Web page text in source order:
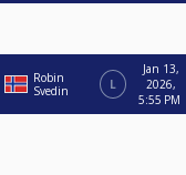
Robin
Svedin
L
Jan 13,
2026,
5:55 PM